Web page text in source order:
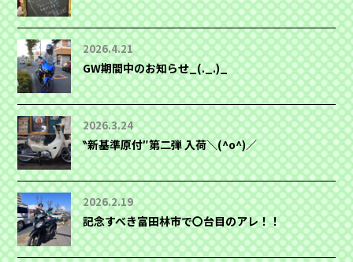
2026.4.21
GW期間中のお知らせ_(._.)_
2026.3.24
‶新基準原付″第二弾 入荷＼(^o^)／
2026.2.19
記念すべき富田林市で〇台目のアレ！！